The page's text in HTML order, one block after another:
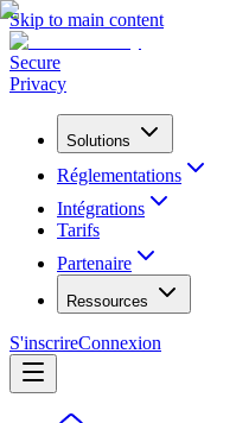
Skip to main content
Secure
Privacy
Solutions
Réglementations
Intégrations
Tarifs
Partenaire
Ressources
S'inscrireConnexion